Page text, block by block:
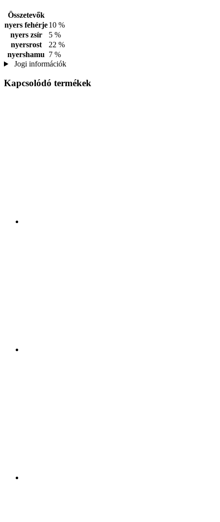
Összetevők
nyers fehérje10 %
nyers zsír
5 %
nyersrost
22 %
nyershamu 7 %
Jogi információk
Kapcsolódó termékek